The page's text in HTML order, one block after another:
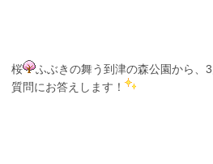
桜
ふぶきの舞う到津の森公園から、
質問にお答えします！